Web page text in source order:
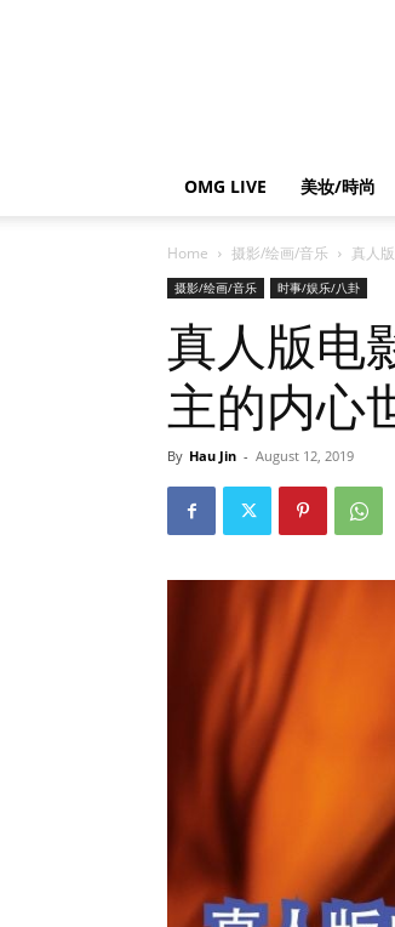
OMG LIVE 美妆/時尚
Home 摄影/绘画/音乐 真人
摄影/绘画/音乐 时事/娱乐/八卦
真人版电
主的内心
By Hau Jin - August 12, 2019